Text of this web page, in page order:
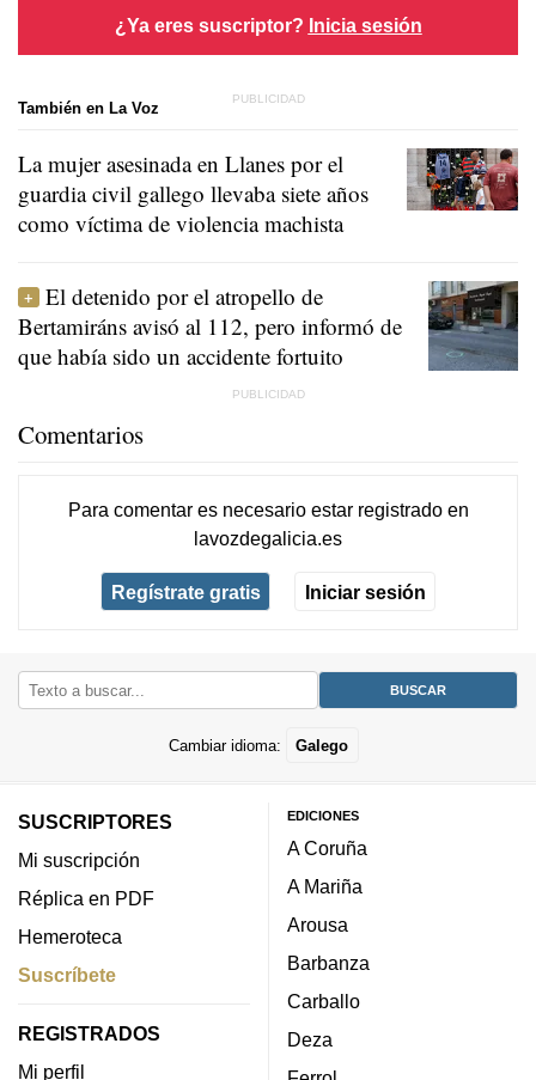
¿Ya eres suscriptor? Inicia sesión
También en La Voz
La mujer asesinada en Llanes por el
guardia civil gallego llevaba siete años
como víctima de violencia machista
El detenido por el atropello de
Bertamiráns avisó al 112, pero informó de
que había sido un accidente fortuito
Comentarios
Para comentar es necesario estar registradoen
lavozdegalicia.es
Regístrate gratis Iniciar sesión
Cambiar idioma: Galego
SUSCRIPTORES
Mi suscripción
Réplica en PDF
Hemeroteca
Suscríbete
REGISTRADOS
Mi perfil
EDICIONES
A Coruña
A Mariña
Arousa
Barbanza
Carballo
Deza